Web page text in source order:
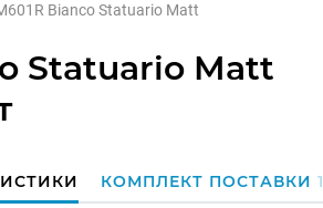
Bianco Statuario Matt
Statuario Matt
КОМПЛЕКТ ПОСТАВКИ1